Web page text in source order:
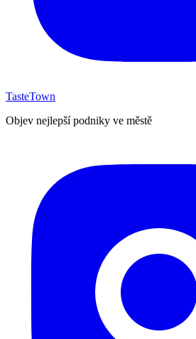
TasteTown
Objev nejlepší podniky ve městě